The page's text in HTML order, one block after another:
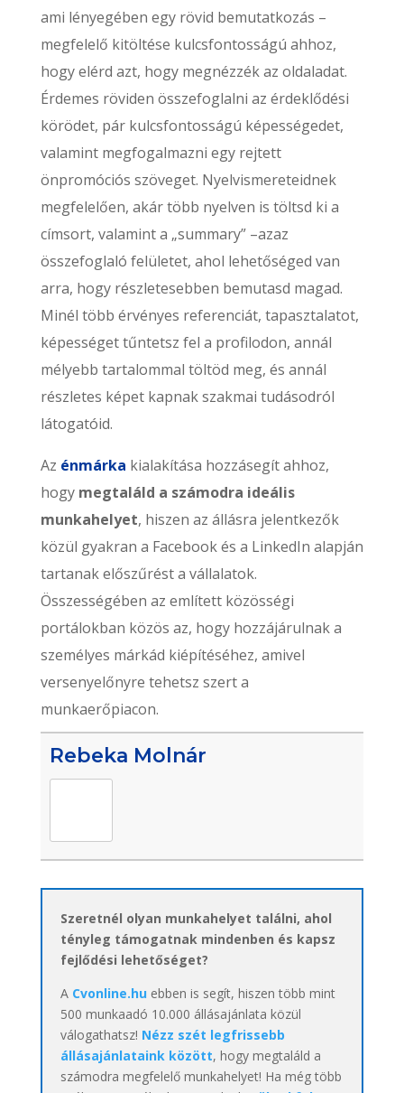
ami lényegében egy rövid bemutatkozás –
megfelelő kitöltése kulcsfontosságú ahhoz,
hogy elérd azt, hogy megnézzék az oldaladat.
Érdemes röviden összefoglalni az érdeklődési
körödet, pár kulcsfontosságú képességedet,
valamint megfogalmazni egy rejtett
önpromóciós szöveget. Nyelvismereteidnek
megfelelően, akár több nyelven is töltsd ki a
címsort, valamint a „summary” –azaz
összefoglaló felületet, ahol lehetőséged van
arra, hogy részletesebben bemutasd magad.
Minél több érvényes referenciát, tapasztalatot,
képességet tűntetsz fel a profilodon, annál
mélyebb tartalommal töltöd meg, és annál
részletes képet kapnak szakmai tudásodról
látogatóid.
Az énmárka kialakítása hozzásegít ahhoz,
hogy megtaláld a számodra ideális
munkahelyet, hiszen az állásra jelentkezők
közül gyakran a Facebook és a LinkedIn alapján
tartanak előszűrést a vállalatok.
Összességében az említett közösségi
portálokban közös az, hogy hozzájárulnak a
személyes márkád kiépítéséhez, amivel
versenyelőnyre tehetsz szert a
munkaerőpiacon.
Rebeka Molnár
Szeretnél olyan munkahelyet találni, ahol
tényleg támogatnak mindenben és kapsz
fejlődési lehetőséget?
A Cvonline.huebben is segít, hiszen több mint
500 munkaadó 10.000 állásajánlata közül
válogathatsz! Nézz szét legfrissebb
állásajánlataink között, hogy megtaláld a
számodra megfelelő munkahelyet! Ha még több